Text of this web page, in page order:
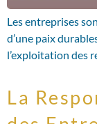
Les entreprises
d’une paix
l’exploitation des
La